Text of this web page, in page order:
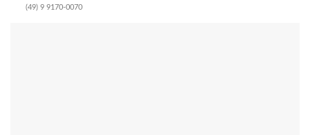
(49) 9 9170-0070